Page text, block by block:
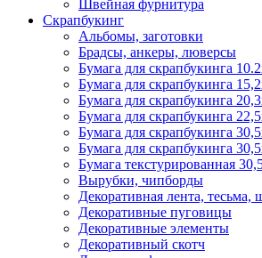
Швейная фурнитура
Скрапбукинг
Альбомы, заготовки
Брадсы, анкеры, люверсы
Бумага для скрапбукинга
Бумага для скрапбукинга
Бумага для скрапбукинга
Бумага для скрапбукинга
Бумага для скрапбукинга
Бумага для скрапбукинга
Бумага текстурированная
Вырубки, чипборды
Декоративная лента, тесьма,
Декоративные пуговицы
Декоративные элементы
Декоративный скотч